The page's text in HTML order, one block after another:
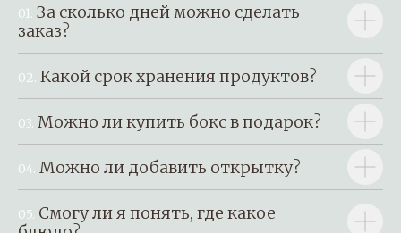
01. За сколько дней можно сделать
заказ?
02. Какой срок хранения продуктов?
03. Можно ли купить бокс в подарок?
04. Можно ли добавить открытку?
05. Смогу ли я понять, где какое